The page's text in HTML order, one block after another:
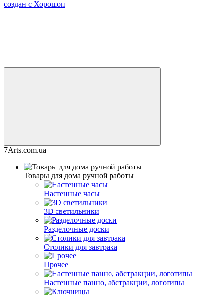
создан с Хорошоп
7Arts.com.ua
Товары для дома ручной работы
Настенные часы
3D светильники
Разделочные доски
Столики для завтрака
Прочее
Настенные панно, абстракции, логотипы